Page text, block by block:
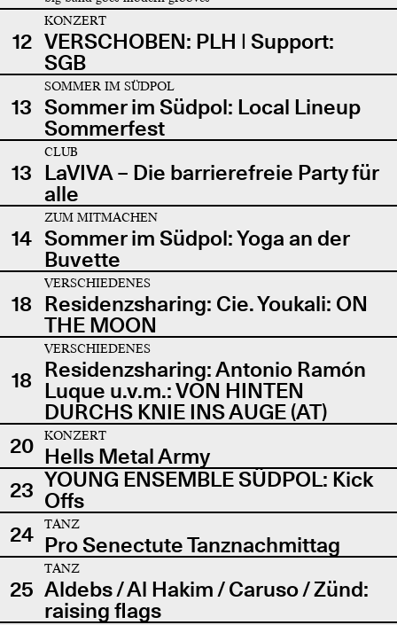
12
KONZERT
VERSCHOBEN: PLH | Support:
SGB
13
SOMMER IM SÜDPOL
Sommer im Südpol: Local Lineup
Sommerfest
13
CLUB
LaVIVA – Die barrierefreie Party für
alle
14
ZUM MITMACHEN
Sommer im Südpol: Yoga an der
Buvette
18
VERSCHIEDENES
Residenzsharing: Cie. Youkali: ON
THE MOON
18
VERSCHIEDENES
Residenzsharing: Antonio Ramón
Luque u.v.m.: VON HINTEN
DURCHS KNIE INS AUGE (AT)
20
KONZERT
Hells Metal Army
23 YOUNG ENSEMBLE SÜDPOL: Kick
Offs
24
TANZ
Pro Senectute Tanznachmittag
25
TANZ
Aldebs / Al Hakim / Caruso / Zünd:
raising flags